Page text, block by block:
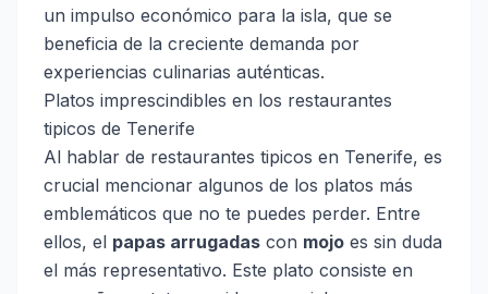
un impulso económico para la isla, que se
beneficia de la creciente demanda por
experiencias culinarias auténticas.
Platos imprescindibles en los restaurantes
tipicos de Tenerife
Al hablar de restaurantes tipicos en Tenerife, es
crucial mencionar algunos de los platos más
emblemáticos que no te puedes perder. Entre
ellos, el papas arrugadas con mojo es sin duda
el más representativo. Este plato consiste en